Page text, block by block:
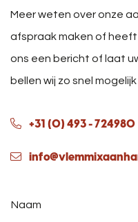
Meer weten over onze
afspraak maken of
ons een bericht of laat
bellen wij zo snel
+31 (0) 493 - 724980